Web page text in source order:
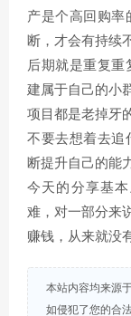
产是个高回购率
断，才会有持续
后期就是重复重
建属于自己的小
项目都是老掉牙
不要去想着去追
断提升自己的能
今天的分享基
难，对一部分来
赚钱，从来就没
本站内容均来源
如侵犯了您的合